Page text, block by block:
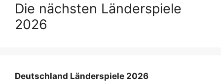
Die nächsten Länderspiele
2026
Deutschland Länderspiele 2026